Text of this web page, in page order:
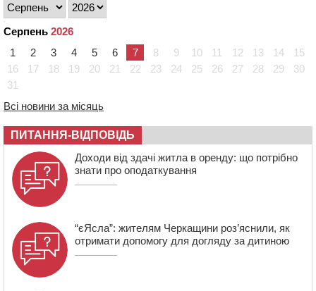
тарифи на воду та водовідведення з 2027 року
09:08 Встановити гойдалки, карусель і закупити іграшки: у
08:22
“На щиті” у Чорнобаївську громаду повертається
полеглий біля Кліщіївки воїн
сплатили на Черкащині
06 СЕРПНЯ 2026, ЧЕТВЕР
21:13 Вісім медалей, з яких чотири золоті: черкаські
спортсмени тріумфували на чемпіонаті України
Серпень 2026
1
2 3 4 5 6 7 8 9 10 11 12 13 14
15
16
17 18 19 20 21 22 23 24 25 26 27 28 29
30
31
Всі новини за місяць
ПИТАННЯ-ВІДПОВІДЬ
Доходи від здачі житла в оренду: що потрібно
знати про оподаткування
“єЯсла”: жителям Черкащини роз’яснили, як
отримати допомогу для догляду за дитиною